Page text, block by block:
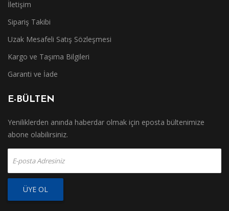
İletişim
Sipariş Takibi
Uzak Mesafeli Satış Sözleşmesi
Kargo ve Taşıma Bilgileri
Garanti ve İade
E-BÜLTEN
Yeniliklerden anında haberdar olmak için eposta bültenimize
abone olabilirsiniz.
ÜYE OL